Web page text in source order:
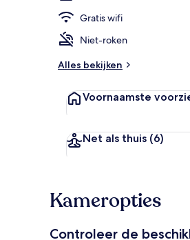
Gratis wifi
Niet-roken
Alles bekijken
Voornaamste
Net als thuis (6)
Kameropties
Controleer de